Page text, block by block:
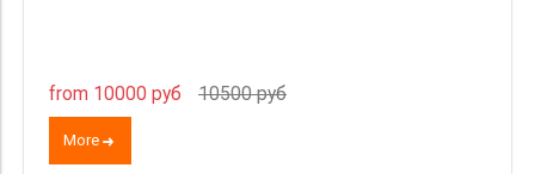
from 10000 руб 10500 руб
More